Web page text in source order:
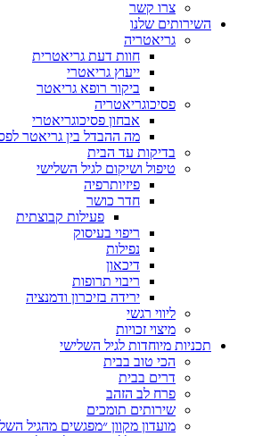
שלנו
גריאטריה
חוות דעת גריאטרית
ייעוץ גריאטרי
ביקור רופא גריאטר
פסיכוגריאטריה
אבחון פסיכוגריאטרי
מה ההבדל בין גריאטר לפסיכוגריאטר?
בדיקות עד הבית
טיפול ושיקום לגיל השלישי
פיזיותרפיה
חדר כושר
פעילות קבוצתית
ריפוי בעיסוק
ריבוי תרופות
ירידה בזיכרון ודמנציה
מיצוי זכויות
מיוחדות לגיל השלישי
הכי טוב בבית
דרים בבית
פרח לב הזהב
שירותים תומכים
מועדון מקוון ״מפגשים מהגיל השלישי״